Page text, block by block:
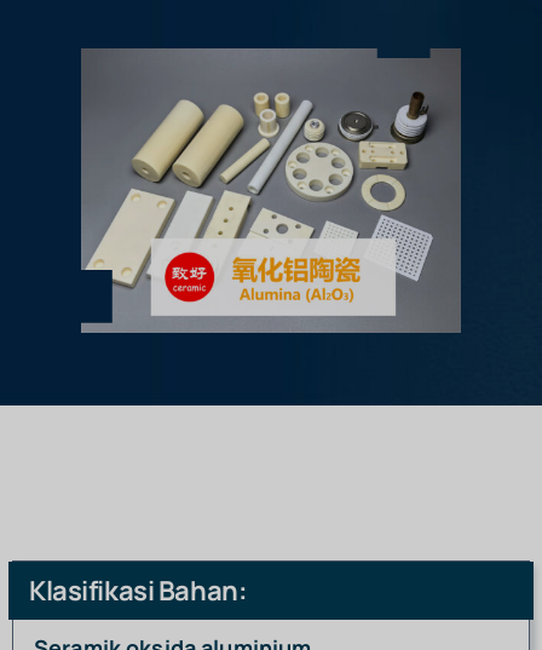
Klasifikasi Bahan: